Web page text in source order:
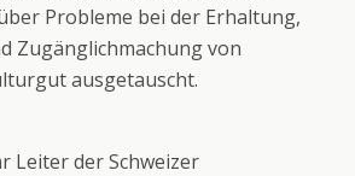
Probleme bei der Erhaltung,
Zugänglichmachung von
ausgetauscht.
Leiter der Schweizer